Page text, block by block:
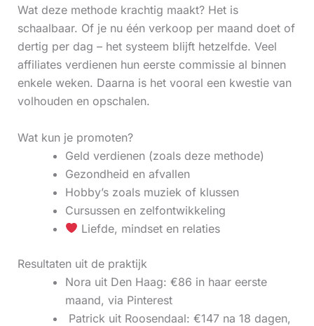
Wat deze methode krachtig maakt? Het is
schaalbaar. Of je nu één verkoop per maand doet of
dertig per dag – het systeem blijft hetzelfde. Veel
affiliates verdienen hun eerste commissie al binnen
enkele weken. Daarna is het vooral een kwestie van
volhouden en opschalen.
Wat kun je promoten?
Geld verdienen (zoals deze methode)
Gezondheid en afvallen
Hobby’s zoals muziek of klussen
Cursussen en zelfontwikkeling
Liefde, mindset en relaties
Resultaten uit de praktijk
Nora uit Den Haag: €86 in haar eerste
maand, via Pinterest
‍ Patrick uit Roosendaal: €147 na 18 dagen,